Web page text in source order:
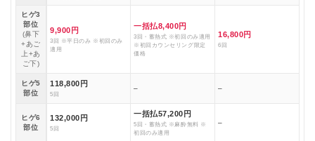
ヒゲ3
部位
(鼻下
+あご
上+あ
ご下)
9,900円
3回 ※平日のみ ※初回のみ
適用
一括払8,400円
3回・蓄熱式 ※初回のみ適用
※初回カウンセリング限定
価格
16,800円
6回
ヒゲ5
部位
118,800円
5回
– –
ヒゲ6
部位
132,000円
5回
一括払57,200円
5回・蓄熱式 ※麻酔無料 ※
初回のみ適用
–